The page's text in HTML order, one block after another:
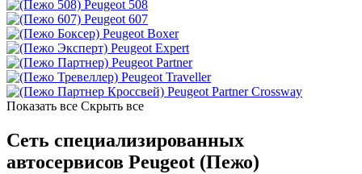
Peugeot 508
Peugeot 607
Peugeot Boxer
Peugeot Expert
Peugeot Partner
Peugeot Traveller
Peugeot Partner Crossway
Показать все Скрыть все
Сеть специализированных
автосервисов Peugeot (Пежо)